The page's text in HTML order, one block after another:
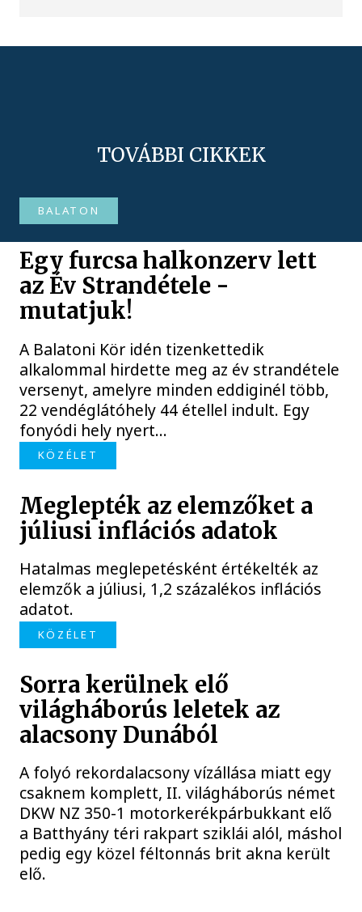
TOVÁBBI CIKKEK
BALATON
Egy furcsa halkonzerv lett
az Év Strandétele -
mutatjuk!
A Balatoni Kör idén tizenkettedik
alkalommal hirdette meg az év strandétele
versenyt, amelyre minden eddiginél több,
22 vendéglátóhely 44 étellel indult. Egy
fonyódi hely nyert...
KÖZÉLET
Meglepték az elemzőket a
júliusi inflációs adatok
Hatalmas meglepetésként értékelték az
elemzők a júliusi, 1,2 százalékos inflációs
adatot.
KÖZÉLET
Sorra kerülnek elő
világháborús leletek az
alacsony Dunából
A folyó rekordalacsony vízállása miatt egy
csaknem komplett, II. világháborús német
DKW NZ 350-1 motorkerékpárbukkant elő
a Batthyány téri rakpart sziklái alól, máshol
pedig egy közel féltonnás brit akna került
elő.